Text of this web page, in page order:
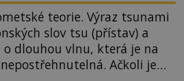
teorie. Výraz tsunami
slov tsu (přístav) a
o dlouhou vlnu, která je na
Ačkoli je